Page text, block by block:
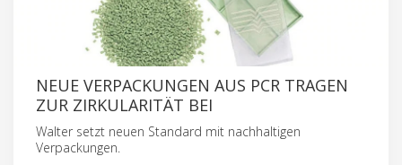
NEUE VERPACKUNGEN AUS PCR TRAGEN
ZUR ZIRKULARITÄT BEI
Walter setzt neuen Standard mit nachhaltigen
Verpackungen.